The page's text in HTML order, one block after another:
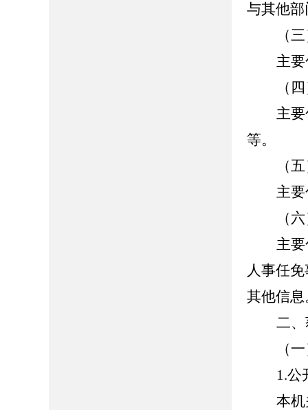
与其他
（
主
（
主
等。
（
主
（
主
人事任
其他信息
二
（
1.公
本